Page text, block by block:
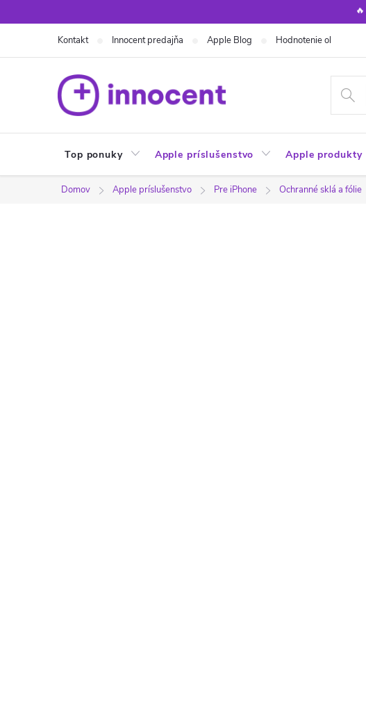
na
🔥
Kontakt Innocent predajňa Apple Blog Hodnotenie obchodu
Top ponuky Apple príslušenstvo Apple produkty
Domov Apple príslušenstvo Pre iPhone Ochranné sklá a fólie